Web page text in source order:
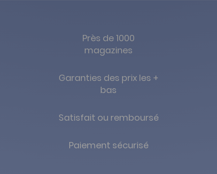
Près de 1000
magazines
Garanties des prix les +
bas
Satisfait ou remboursé
Paiement sécurisé